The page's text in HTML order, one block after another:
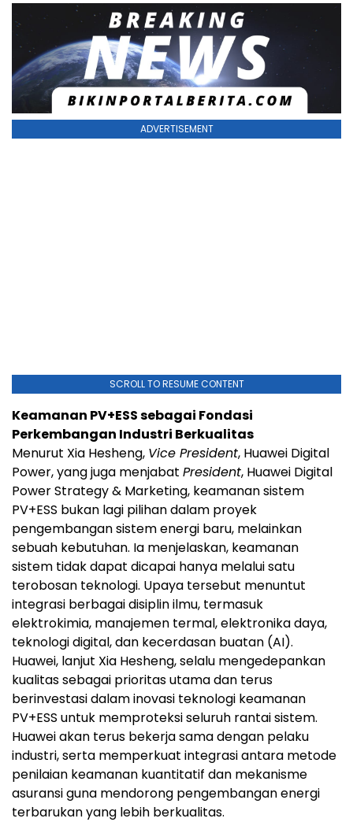
ADVERTISEMENT
SCROLL TO RESUME CONTENT
Keamanan PV+ESS sebagai Fondasi
Perkembangan Industri Berkualitas
Menurut Xia Hesheng, Vice President, Huawei Digital
Power, yang juga menjabat President, Huawei Digital
Power Strategy & Marketing, keamanan sistem
PV+ESS bukan lagi pilihan dalam proyek
pengembangan sistem energi baru, melainkan
sebuah kebutuhan. Ia menjelaskan, keamanan
sistem tidak dapat dicapai hanya melalui satu
terobosan teknologi. Upaya tersebut menuntut
integrasi berbagai disiplin ilmu, termasuk
elektrokimia, manajemen termal, elektronika daya,
teknologi digital, dan kecerdasan buatan (AI).
Huawei, lanjut Xia Hesheng, selalu mengedepankan
kualitas sebagai prioritas utama dan terus
berinvestasi dalam inovasi teknologi keamanan
PV+ESS untuk memproteksi seluruh rantai sistem.
Huawei akan terus bekerja sama dengan pelaku
industri, serta memperkuat integrasi antara metode
penilaian keamanan kuantitatif dan mekanisme
asuransi guna mendorong pengembangan energi
terbarukan yang lebih berkualitas.